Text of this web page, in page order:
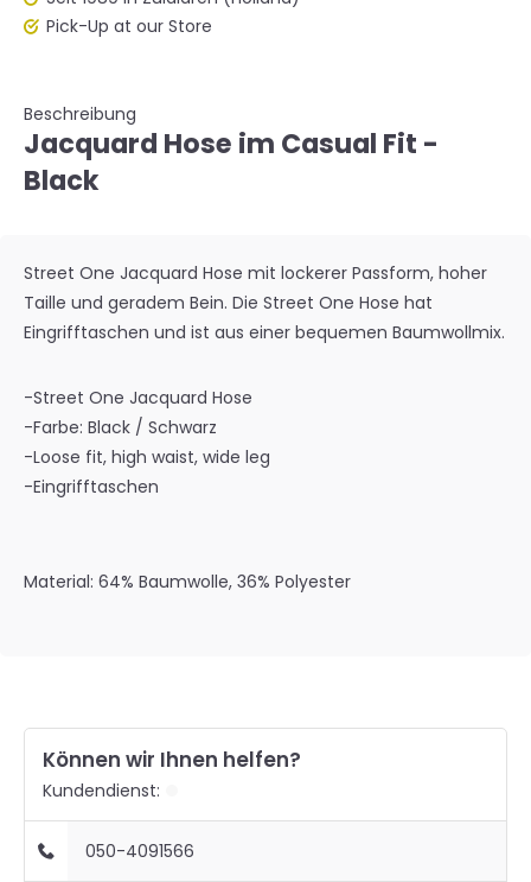
Pick-Up at our Store
Beschreibung
Jacquard Hose im Casual Fit -
Black
Street One Jacquard Hose mit lockerer Passform, hoher
Taille und geradem Bein. Die Street One Hose hat
Eingrifftaschen und ist aus einer bequemen Baumwollmix.
-Street One Jacquard Hose
-Farbe: Black / Schwarz
-Loose fit, high waist, wide leg
-Eingrifftaschen
Material: 64% Baumwolle, 36% Polyester
Können wir Ihnen helfen?
Kundendienst:
050-4091566